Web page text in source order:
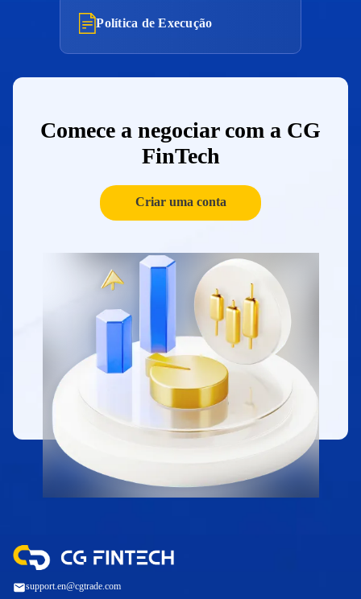
Política de Execução
Comece a negociar com a CG
FinTech
Criar uma conta
support.en@cgtrade.com